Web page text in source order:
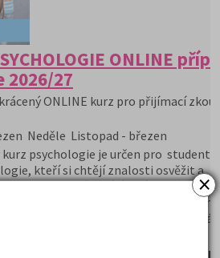
×
ONLINE
2026/27
ONLINE kurz pro přijímací
Neděle Listopad - březen
psychologie je určen pro studenty
kteří si chtějí znalosti osvěžit a
na přijímací řízení na Vysokých
Psychologie, Psychologie s rozšířením
se zaměřením na
učebnici psychologie, a časopis